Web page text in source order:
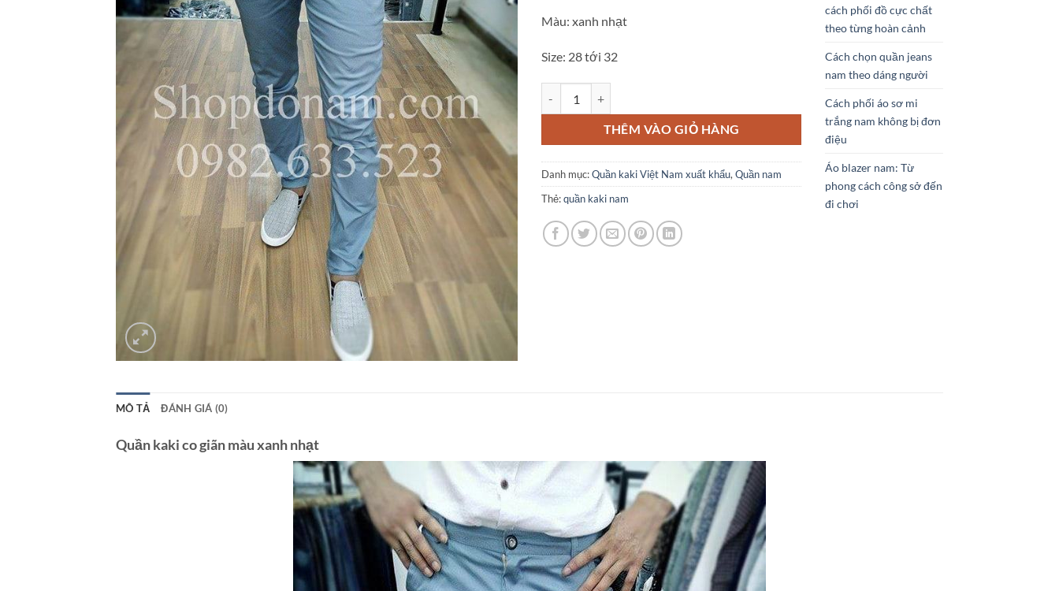
Màu: xanh nhạt
Size: 28 tới 32
THÊM VÀO GIỎ HÀNG
Danh mục:Quần kaki Việt Nam xuất khẩu, Quần nam
Thẻ:quần kaki nam
cách phối đồ cực chất
theo từng hoàn cảnh
Cách chọn quần jeans
nam theo dáng người
Cách phối áo sơ mi
trắng nam không bị đơn
điệu
Áo blazer nam: Từ
phong cách công sở đến
đi chơi
MÔ TẢ ĐÁNH GIÁ (0)
Quần kaki co giãn màu xanh nhạt